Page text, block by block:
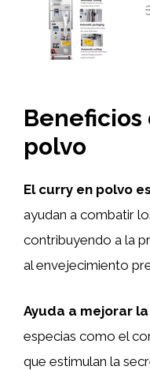
polvo
El curry en polvo
ayudan a combatir
contribuyendo a la
al envejecimiento
Ayuda a mejorar
especias como el
que estimulan la